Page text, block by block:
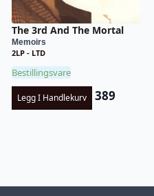
The 3rd And The Mortal
Memoirs
2LP - LTD
Bestillingsvare
Legg I Handlekurv 389